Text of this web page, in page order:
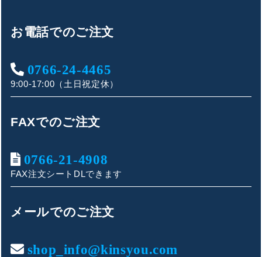
キンショウお問い合わせサポート
こんにちは！
お買い物やお問い合わせ相談のサポートをさせていただい
お電話でのご注文
0766-24-4465
9:00-17:00（土日祝定休）
FAXでのご注文
0766-21-4908
FAX注文シートDLできます
メールでのご注文
shop_info@kinsyou.com